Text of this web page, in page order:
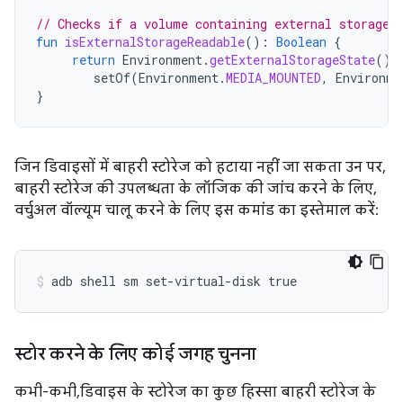
// Checks if a volume containing external
fun isExternalStorageReadable(): Boolean {
return Environment.getExternalStorageState()
setOf(Environment.MEDIA_MOUNTED,
}
जिन डिवाइसों में बाहरी स्टोरेज को हटाया नहीं जा सकता उन पर,
बाहरी स्टोरेज की उपलब्धता के लॉजिक की जांच करने के लिए,
वर्चुअल वॉल्यूम चालू करने के लिए इस कमांड का इस्तेमाल करें:
स्टोर करने के लिए कोई जगह चुनना
कभी-कभी, डिवाइस के स्टोरेज का कुछ हिस्सा बाहरी स्टोरेज के